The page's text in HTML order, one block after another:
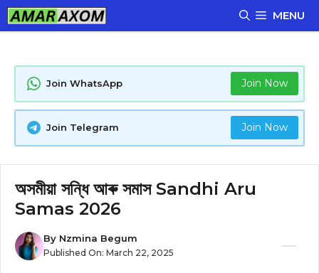
Skip
to
MENU
Join WhatsApp Join Now
Join Telegram Join Now
অসমীয়া সন্ধি আৰু সমাস Sandhi Aru
Samas 2026
By Nzmina Begum
Published On: March 22, 2025